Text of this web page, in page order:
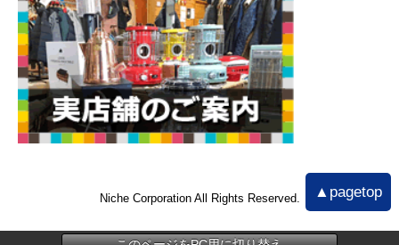
▲pagetop
Niche Corporation All Rights Reserved.